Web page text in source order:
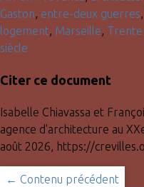
Gaston, entre-deux guerres,
logement, Marseille, Trente
siècle
Citer ce document
Isabelle Chiavassa et
agence d'architecture au
août 2026, https://
← Contenu précédent